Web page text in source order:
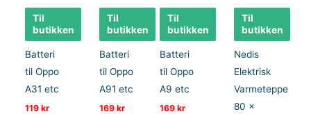
Til
butikken
Batteri
til Oppo
A31 etc
119kr
Til
butikken
Batteri
til Oppo
A91 etc
169kr
Til
butikken
Batteri
til Oppo
A9 etc
169kr
Til
butikken
Nedis
Elektrisk
Varmeteppe
80 x